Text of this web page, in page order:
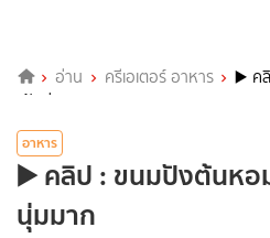
อ่าน ครีเอเตอร์ อาหาร
▶️ ค
แป้งนุ่มมาก
อาหาร
▶️ คลิป : ขนมปังต้นหอ
นุ่มมาก